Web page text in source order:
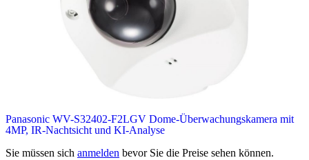
Panasonic WV-S32402-F2LGV Dome-Überwachungskamera mit
4MP, IR-Nachtsicht und KI-Analyse
Sie müssen sich anmelden bevor Sie die Preise sehen können.